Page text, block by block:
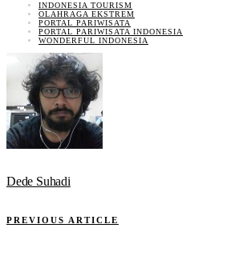
INDONESIA TOURISM
OLAHRAGA EKSTREM
PORTAL PARIWISATA
PORTAL PARIWISATA INDONESIA
WONDERFUL INDONESIA
Dede Suhadi
PREVIOUS ARTICLE